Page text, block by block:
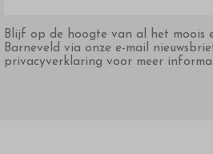
Blijf op de hoogte van al het moois
Barneveld via onze e-mail
privacyverklaring voor meer